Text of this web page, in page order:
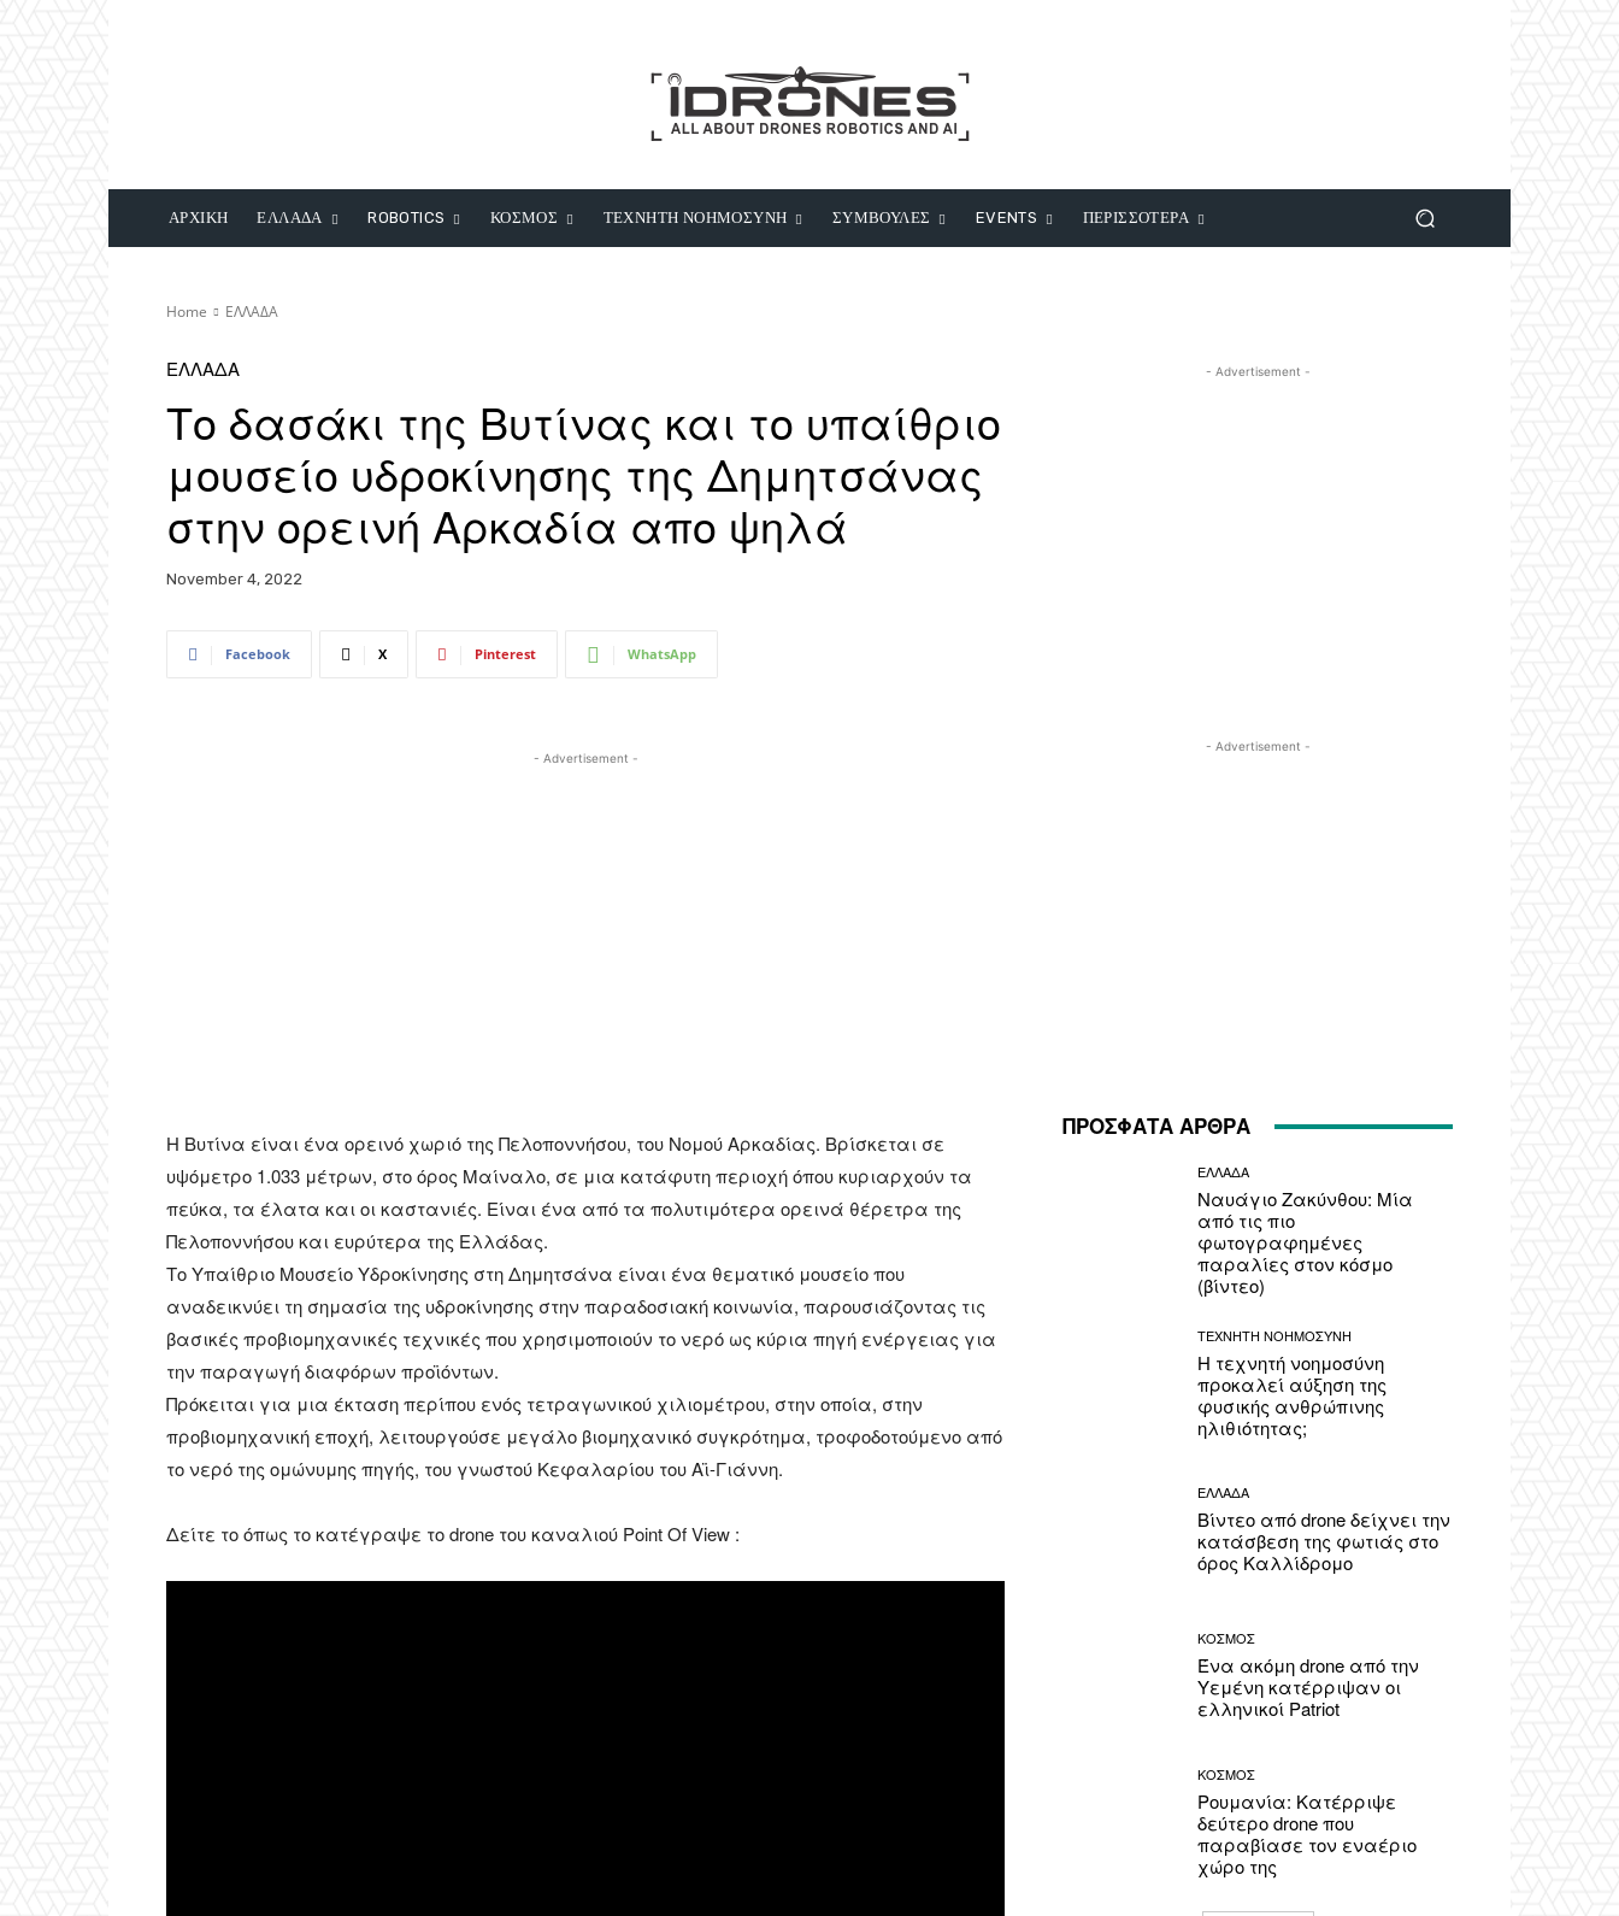
ΑΡΧΙΚΗ ΕΛΛΑΔΑ ROBOTICS ΚΟΣΜΟΣ ΤΕΧΝΗΤΗ ΝΟΗΜΟΣΥΝΗ ΣΥΜΒΟΥΛΕΣ EVENTS ΠΕΡΙΣΣΟΤΕΡΑ
Home ΕΛΛΑΔΑ
ΕΛΛΑΔΑ
Το δασάκι της Βυτίνας και το υπαίθριο
μουσείο υδροκίνησης της Δημητσάνας
στην ορεινή Αρκαδία απο ψηλά
November 4, 2022
Facebook X Pinterest WhatsApp
- Advertisement -
Η Βυτίνα είναι ένα ορεινό χωριό της Πελοποννήσου, του Νομού Αρκαδίας. Βρίσκεται σε
υψόμετρο 1.033 μέτρων, στο όρος Μαίναλο, σε μια κατάφυτη περιοχή όπου κυριαρχούν τα
πεύκα, τα έλατα και οι καστανιές. Είναι ένα από τα πολυτιμότερα ορεινά θέρετρα της
Πελοποννήσου και ευρύτερα της Ελλάδας.
Το Υπαίθριο Μουσείο Υδροκίνησης στη Δημητσάνα είναι ένα θεματικό μουσείο που
αναδεικνύει τη σημασία της υδροκίνησης στην παραδοσιακή κοινωνία, παρουσιάζοντας τις
βασικές προβιομηχανικές τεχνικές που χρησιμοποιούν το νερό ως κύρια πηγή ενέργειας για
την παραγωγή διαφόρων προϊόντων.
Πρόκειται για μια έκταση περίπου ενός τετραγωνικού χιλιομέτρου, στην οποία, στην
προβιομηχανική εποχή, λειτουργούσε μεγάλο βιομηχανικό συγκρότημα, τροφοδοτούμενο από
το νερό της ομώνυμης πηγής, του γνωστού Κεφαλαρίου του Αϊ-Γιάννη.
Δείτε το όπως το κατέγραψε το drone του καναλιού Point Of View :
- Advertisement -
- Advertisement -
ΠΡΟΣΦΑΤΑ ΑΡΘΡΑ
ΕΛΛΑΔΑ
Ναυάγιο Ζακύνθου: Μία
από τις πιο
φωτογραφημένες
παραλίες στον κόσμο
(βίντεο)
ΤΕΧΝΗΤΗ ΝΟΗΜΟΣΥΝΗ
Η τεχνητή νοημοσύνη
προκαλεί αύξηση της
φυσικής ανθρώπινης
ηλιθιότητας;
ΕΛΛΑΔΑ
Βίντεο από drone δείχνει την
κατάσβεση της φωτιάς στο
όρος Καλλίδρομο
ΚΟΣΜΟΣ
Ένα ακόμη drone από την
Υεμένη κατέρριψαν οι
ελληνικοί Patriot
ΚΟΣΜΟΣ
Ρουμανία: Κατέρριψε
δεύτερο drone που
παραβίασε τον εναέριο
χώρο της